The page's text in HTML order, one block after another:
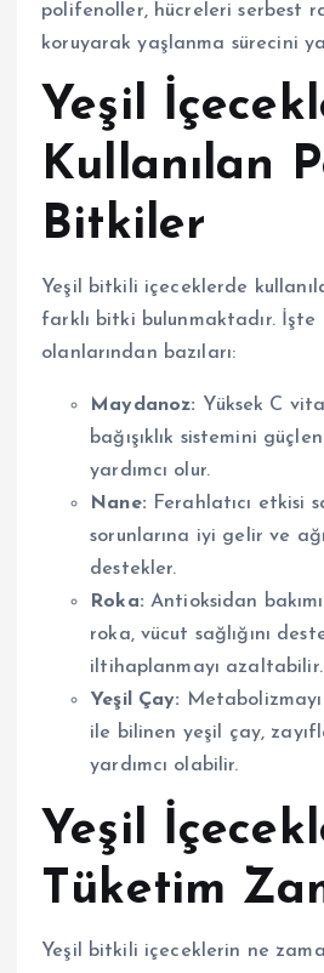
polifenoller, hücreleri serbest
koruyarak yaşlanma sürecini
Yeşil
Kullanılan
Bitkiler
Yeşil bitkili içeceklerde
farklı bitki bulunmaktadır. İşte
olanlarından bazıları:
Maydanoz: Yüksek C
bağışıklık sistemini
yardımcı olur.
Nane: Ferahlatıcı etkisi
sorunlarına iyi gelir ve
destekler.
Roka: Antioksidan
roka, vücut sağlığını
iltihaplanmayı azaltabilir.
Yeşil Çay: Metabolizmayı
ile bilinen yeşil çay,
yardımcı olabilir.
Yeşil
Tüketim
Yeşil bitkili içeceklerin ne